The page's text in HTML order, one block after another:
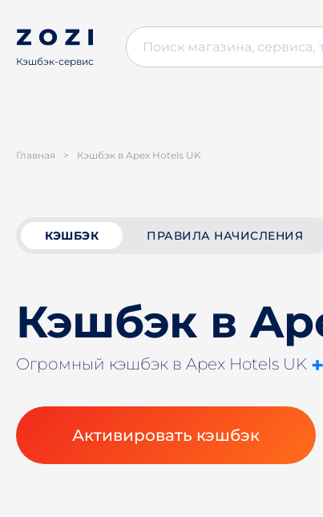
Кэшбэк-сервис
Главная > Кэшбэк в Apex Hotels UK
КЭШБЭК ПРАВИЛА НАЧИСЛЕНИЯ
Кэшбэк в
Огромный кэшбэк в Apex Hotels UK
Активировать кэшбэк